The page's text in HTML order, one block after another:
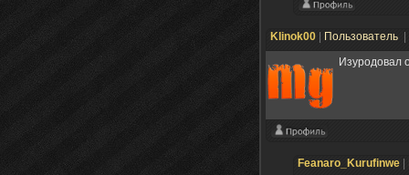
Klinok00 Пользователь
Изуродовал
Feanaro_Kurufinwe